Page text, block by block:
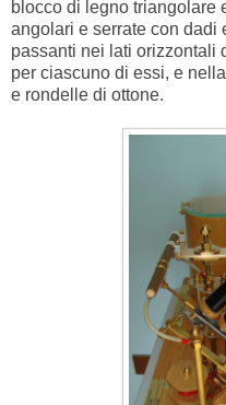
blocco di legno triangolare
angolari e serrate con dadi
passanti nei lati orizzontali
per ciascuno di essi, e
e rondelle di ottone.